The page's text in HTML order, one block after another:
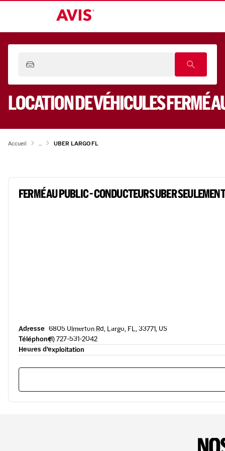
LOCATION DE VÉHICULESFERMÉ
Accueil ... UBER LARGO FL
FERMÉ AU PUBLIC - CONDUCTEURS UBER SEULEMENT
Adresse 6805 Ulmerton Rd, Largo, FL, 33771, US
Téléphone(1) 727-531-2042
Heures d’exploitation